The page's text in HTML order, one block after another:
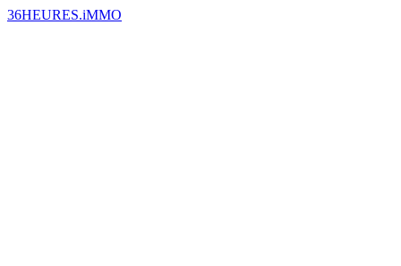
36HEURES.iMMO